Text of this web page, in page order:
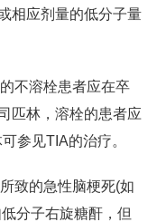
相应剂量的低分子量
不溶栓患者应在卒
匹林，溶栓的患者应
参见TIA的治疗。
致的急性脑梗死(如
分子右旋糖酐，但